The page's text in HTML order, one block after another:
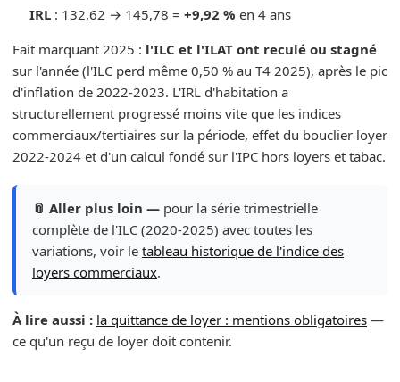
IRL: 132,62 → 145,78 = +9,92 % en 4 ans
Fait marquant 2025 : l'ILC et l'ILAT ont reculé ou stagné
sur l'année (l'ILC perd même 0,50 % au T4 2025), après le pic
d'inflation de 2022-2023. L'IRL d'habitation a
structurellement progressé moins vite que les indices
commerciaux/tertiaires sur la période, effet du bouclier loyer
2022-2024 et d'un calcul fondé sur l'IPC hors loyers et tabac.
📎 Aller plus loin — pour la série trimestrielle
complète de l'ILC (2020-2025) avec toutes les
variations, voir le tableau historique de l'indice des
loyers commerciaux.
À lire aussi : la quittance de loyer : mentions obligatoires —
ce qu'un reçu de loyer doit contenir.